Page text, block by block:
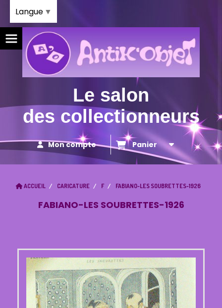
Le salon
des collectionneurs
Mon compte Panier
ACCUEIL CARICATURE F FABIANO-LES SOUBRETTES-1926
FABIANO-LES SOUBRETTES-1926
Langue ▼